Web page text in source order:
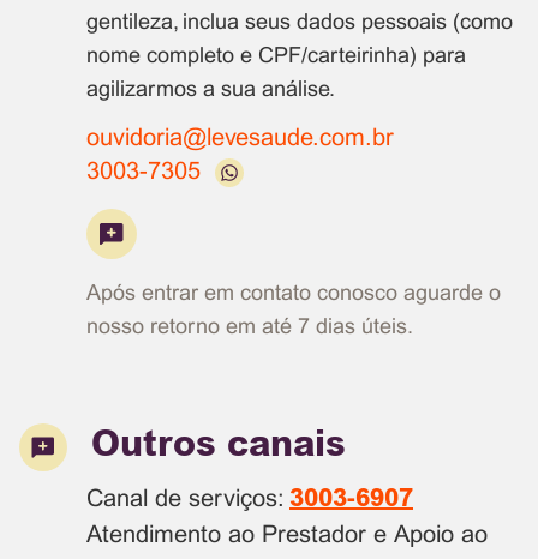
gentileza, inclua seus dados pessoais (como
nome completo e CPF/carteirinha) para
agilizarmos a sua análise.
ouvidoria@levesaude.com.br
3003-7305
Após entrar em contato conosco aguarde o
nosso retorno em até 7 dias úteis.
Outros canais
Canal de serviços: 3003-6907
Atendimento ao Prestador e Apoio ao